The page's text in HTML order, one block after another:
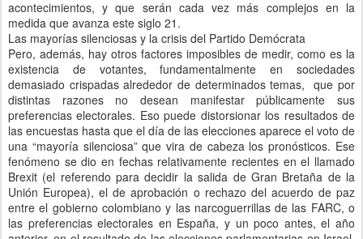
acontecimientos, y que serán cada vez más complejos en la
medida que avanza este siglo 21.
Las mayorías silenciosas y la crisis del Partido Demócrata
Pero, además, hay otros factores imposibles de medir, como es la
existencia de votantes, fundamentalmente en sociedades
demasiado crispadas alrededor de determinados temas, que por
distintas razones no desean manifestar públicamente sus
preferencias electorales. Eso puede distorsionar los resultados de
las encuestas hasta que el día de las elecciones aparece el voto de
una “mayoría silenciosa” que vira de cabeza los pronósticos. Ese
fenómeno se dio en fechas relativamente recientes en el llamado
Brexit (el referendo para decidir la salida de Gran Bretaña de la
Unión Europea), el de aprobación o rechazo del acuerdo de paz
entre el gobierno colombiano y las narcoguerrillas de las FARC, o
las preferencias electorales en España, y un poco antes, el año